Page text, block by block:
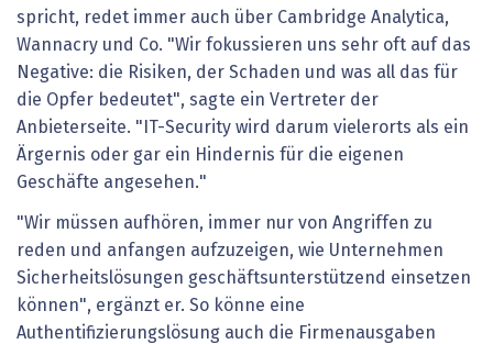
spricht, redet immer auch über Cambridge Analytica,
Wannacry und Co. "Wir fokussieren uns sehr oft auf das
Negative: die Risiken, der Schaden und was all das für
die Opfer bedeutet", sagte ein Vertreter der
Anbieterseite. "IT-Security wird darum vielerorts als ein
Ärgernis oder gar ein Hindernis für die eigenen
Geschäfte angesehen."
"Wir müssen aufhören, immer nur von Angriffen zu
reden und anfangen aufzuzeigen, wie Unternehmen
Sicherheitslösungen geschäftsunterstützend einsetzen
können", ergänzt er. So könne eine
Authentifizierungslösung auch die Firmenausgaben